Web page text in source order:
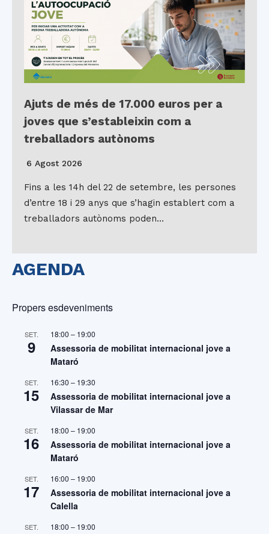
Ajuts de més de 17.000 euros per a
joves que s’estableixin com a
treballadors autònoms
6 Agost 2026
Fins a les 14h del 22 de setembre, les persones
d’entre 18 i 29 anys que s’hagin establert com a
treballadors autònoms poden…
AGENDA
Propers esdeveniments
SET.
9
18:00 – 19:00
Assessoria de mobilitat internacional jove a
Mataró
SET.
15
16:30 – 19:30
Assessoria de mobilitat internacional jove a
Vilassar de Mar
SET.
16
18:00 – 19:00
Assessoria de mobilitat internacional jove a
Mataró
SET.
17
16:00 – 19:00
Assessoria de mobilitat internacional jove a
Calella
SET. 18:00 – 19:00